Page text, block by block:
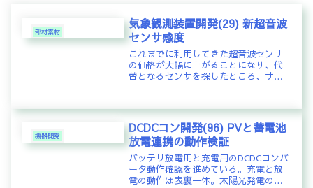
部材素材
気象観測装置開発(29) 新超音波
センサ感度
これまでに利用してきた超音波センサ
の価格が大幅に上がることになり、代
替となるセンサを探したところ、サイ
ELECTRONICS CO.,LTD の MSW-
A1040H08...
機器開発
DCDCコン開発(96) PVと蓄電池
放電連携の動作検証
バッテリ放電用と充電用のDCDCコンバ
ータ動作確認を進めている。充電と放
電の動作は表裏一体。太陽光発電の電